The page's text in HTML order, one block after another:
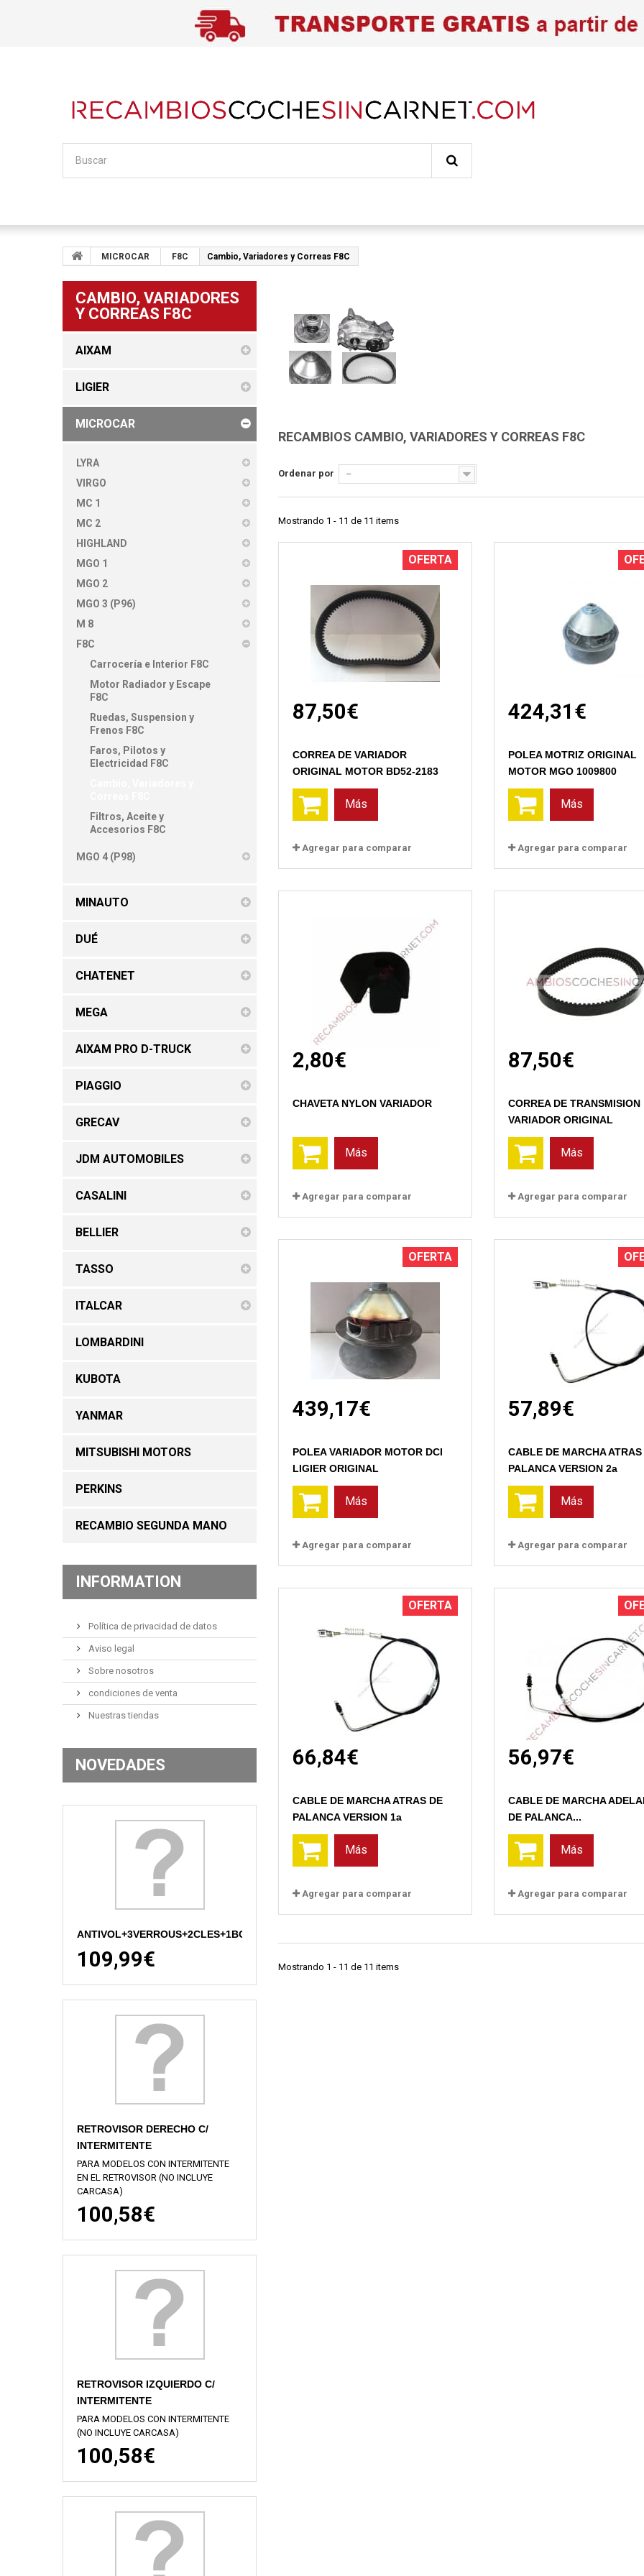
MICROCAR F8C Cambio, Variadores y Correas F8C
CAMBIO, VARIADORES
Y CORREAS F8C
AIXAM
LIGIER
MICROCAR
LYRA
VIRGO
MC 1
MC 2
HIGHLAND
MGO 1
MGO 2
MGO 3 (P96)
M 8
F8C
Carrocería e Interior F8C
Motor Radiador y Escape
F8C
Ruedas, Suspension y
Frenos F8C
Faros, Pilotos y
Electricidad F8C
Filtros, Aceite y
Accesorios F8C
MGO 4 (P98)
MINAUTO
DUÉ
CHATENET
MEGA
AIXAM PRO D-TRUCK
PIAGGIO
GRECAV
JDM AUTOMOBILES
CASALINI
BELLIER
TASSO
ITALCAR
LOMBARDINI
KUBOTA
YANMAR
MITSUBISHI MOTORS
PERKINS
RECAMBIO SEGUNDA MANO
INFORMATION
Política de privacidad de datos
Aviso legal
Sobre nosotros
condiciones de venta
Nuestras tiendas
NOVEDADES
ANTIVOL+3VERROUS+2CLES+1BOUCHO
109,99€
RETROVISOR DERECHO C/
INTERMITENTE
PARA MODELOS CON INTERMITENTE
EN EL RETROVISOR (NO INCLUYE
CARCASA)
100,58€
RETROVISOR IZQUIERDO C/
INTERMITENTE
PARA MODELOS CON INTERMITENTE
(NO INCLUYE CARCASA)
100,58€
RECAMBIOS CAMBIO, VARIADORES Y CORREAS F8C
Ordenar por --
Mostrando 1 - 11 de 11 items
Vista rápida
OFERTA
87,50€
CORREA DE VARIADOR
ORIGINAL MOTOR BD52-2183
Más
Agregar para comparar
424,31€
POLEA MOTRIZ ORIGINAL
MOTOR MGO 1009800
Más
Agregar para comparar
2,80€
CHAVETA NYLON VARIADOR
Más
Agregar para comparar
87,50€
CORREA DE TRANSMISION
VARIADOR ORIGINAL
Más
Agregar para comparar
OFERTA
439,17€
POLEA VARIADOR MOTOR DCI
LIGIER ORIGINAL
Más
Agregar para comparar
57,89€
CABLE DE MARCHA ATRAS
PALANCA VERSION 2a
Más
Agregar para comparar
OFERTA
66,84€
CABLE DE MARCHA ATRAS DE
PALANCA VERSION 1a
Más
Agregar para comparar
56,97€
CABLE DE MARCHA
DE PALANCA...
Más
Agregar para comparar
Mostrando 1 - 11 de 11 items